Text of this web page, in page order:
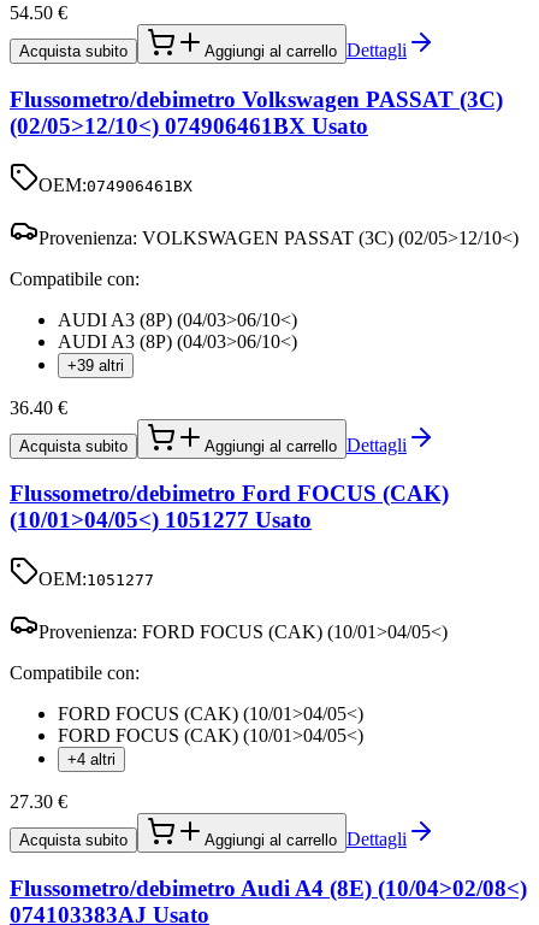
54.50 €
Acquista subito Aggiungi al carrello Dettagli
Flussometro/debimetro Volkswagen PASSAT (3C)
(02/05>12/10<) 074906461BX Usato
OEM:074906461BX
Provenienza: VOLKSWAGEN PASSAT (3C) (02/05>12/10<)
Compatibile con:
AUDI A3 (8P) (04/03>06/10<)
AUDI A3 (8P) (04/03>06/10<)
+39 altri
36.40 €
Acquista subito Aggiungi al carrello Dettagli
Flussometro/debimetro Ford FOCUS (CAK)
(10/01>04/05<) 1051277 Usato
OEM:1051277
Provenienza: FORD FOCUS (CAK) (10/01>04/05<)
Compatibile con:
FORD FOCUS (CAK) (10/01>04/05<)
FORD FOCUS (CAK) (10/01>04/05<)
+4 altri
27.30 €
Acquista subito Aggiungi al carrello Dettagli
Flussometro/debimetro Audi A4 (8E) (10/04>02/08<)
074103383AJ Usato